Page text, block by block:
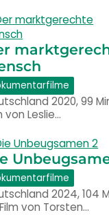
2020, 99
von Leslie…
2024, 104
von Torsten…